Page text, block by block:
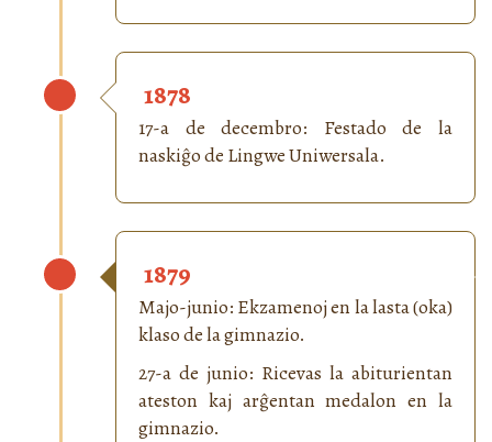
1878
17-a de decembro: Festado de la
naskiĝo de Lingwe Uniwersala.
1879
Majo-junio: Ekzamenoj en la lasta (oka)
klaso de la gimnazio.
27-a de junio: Ricevas la abiturientan
ateston kaj arĝentan medalon en la
gimnazio.